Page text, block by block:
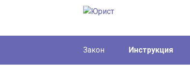
Закон Инструкция